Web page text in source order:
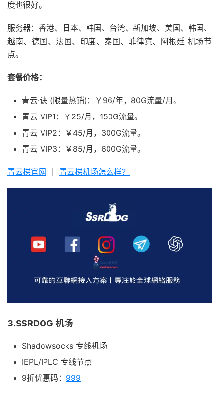
度也很好。
服务器：香港、日本、韩国、台湾、新加坡、美国、韩国、
越南、德国、法国、印度、泰国、菲律宾、阿根廷 机场节
点。
套餐价格：
青云·诀 (限量热销)：￥96/年，80G流量/月。
青云 VIP1：￥25/月，150G流量。
青云 VIP2：￥45/月，300G流量。
青云 VIP3：￥85/月，600G流量。
青云梯官网 青云梯机场怎么样？
3.SSRDOG 机场
Shadowsocks 专线机场
IEPL/IPLC 专线节点
9折优惠码： 999